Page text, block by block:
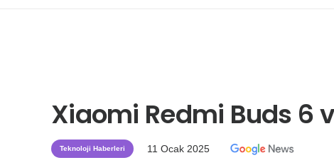
Xiaomi Redmi Buds 6
Teknoloji Haberleri 11 Ocak 2025